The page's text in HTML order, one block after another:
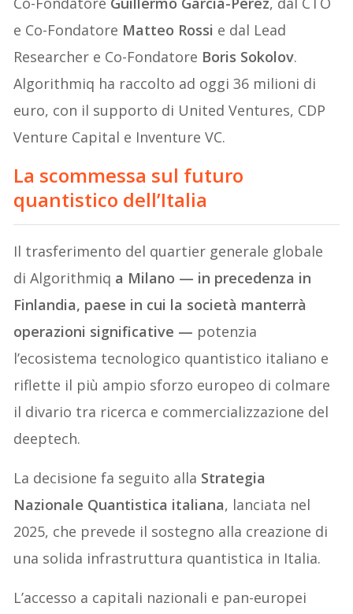
e Co-Fondatore Matteo Rossi e dal Lead
Researcher e Co-Fondatore Boris Sokolov.
Algorithmiq ha raccolto ad oggi 36 milioni di
euro, con il supporto di United Ventures, CDP
Venture Capital e Inventure VC.
La scommessa sul futuro
quantistico dell’Italia
Il trasferimento del quartier generale globale
di Algorithmiq a Milano — in precedenza in
Finlandia, paese in cui la società manterrà
operazioni significative — potenzia
l’ecosistema tecnologico quantistico italiano e
riflette il più ampio sforzo europeo di colmare
il divario tra ricerca e commercializzazione del
deeptech.
La decisione fa seguito alla Strategia
Nazionale Quantistica italiana, lanciata nel
2025, che prevede il sostegno alla creazione di
una solida infrastruttura quantistica in Italia.
L’accesso a capitali nazionali e pan-europei